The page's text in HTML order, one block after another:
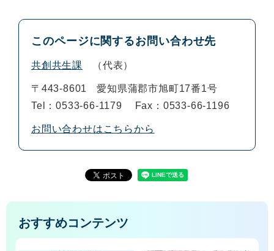
このページに関するお問い合わせ先
共創共生課 代表
〒443-8601
愛知県蒲郡市旭町17番1号
Tel：0533-66-1179
Fax：0533-66-1196
お問い合わせはこちらから
おすすめコンテンツ